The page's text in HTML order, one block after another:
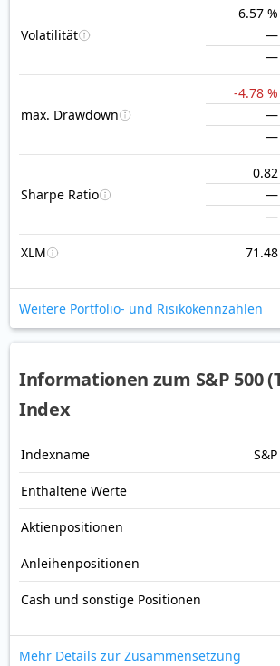
Volatilität
6.57 %
—
—
max. Drawdown
-4.78 %
—
—
Sharpe Ratio
0.82
—
—
XLM 71.48
Weitere Portfolio- und Risikokennzahlen
Informationen zum S&P 500
Index
Indexname
Enthaltene Werte
Aktienpositionen
Anleihenpositionen
Cash und sonstige Positionen
Mehr Details zur Zusammensetzung